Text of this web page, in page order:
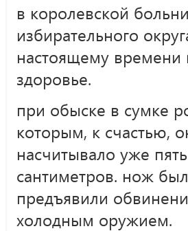
в королевской
избирательного
настоящему времени
здоровье.
при обыске в сумке
которым, к счастью,
насчитывало уже
сантиметров. нож
предъявили
холодным оружием.